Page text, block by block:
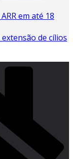
em até 18
de cílios